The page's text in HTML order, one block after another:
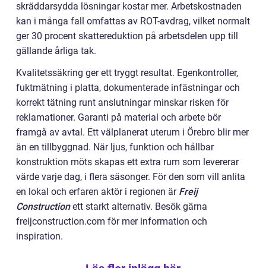
skräddarsydda lösningar kostar mer. Arbetskostnaden
kan i många fall omfattas av ROT-avdrag, vilket normalt
ger 30 procent skattereduktion på arbetsdelen upp till
gällande årliga tak.
Kvalitetssäkring ger ett tryggt resultat. Egenkontroller,
fuktmätning i platta, dokumenterade infästningar och
korrekt tätning runt anslutningar minskar risken för
reklamationer. Garanti på material och arbete bör
framgå av avtal. Ett välplanerat uterum i Örebro blir mer
än en tillbyggnad. När ljus, funktion och hållbar
konstruktion möts skapas ett extra rum som levererar
värde varje dag, i flera säsonger. För den som vill anlita
en lokal och erfaren aktör i regionen är Freij
Constructionett starkt alternativ. Besök gärna
freijconstruction.com för mer information och
inspiration.